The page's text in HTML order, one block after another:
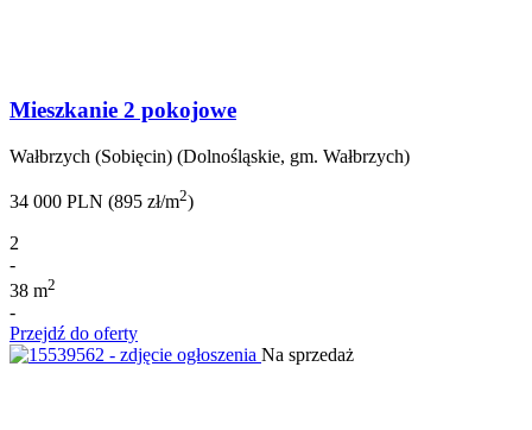
Mieszkanie 2 pokojowe
Wałbrzych (Sobięcin) (Dolnośląskie, gm. Wałbrzych)
34 000 PLN (895 zł/m2)
2
-
38 m2
-
Przejdź do oferty
Na sprzedaż